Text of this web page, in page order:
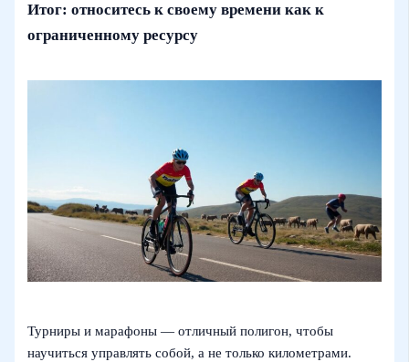
Итог: относитесь к своему времени как к
ограниченному ресурсу
Турниры и марафоны — отличный полигон, чтобы
научиться управлять собой, а не только километрами.